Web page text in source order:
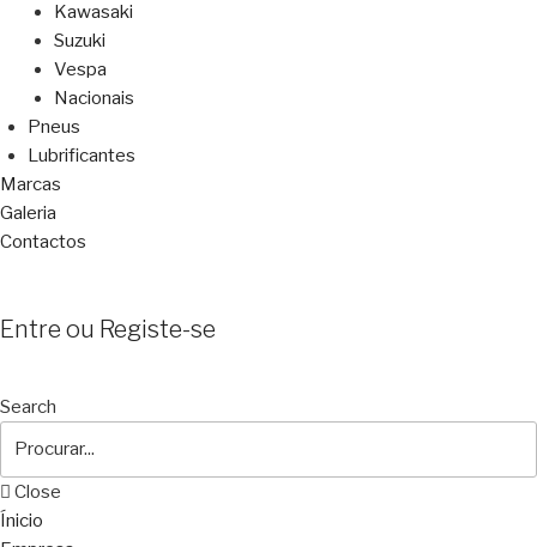
Kawasaki
Suzuki
Vespa
Nacionais
Pneus
Lubrificantes
Marcas
Galeria
Contactos
Entre ou Registe-se
Search
Close
Ínicio